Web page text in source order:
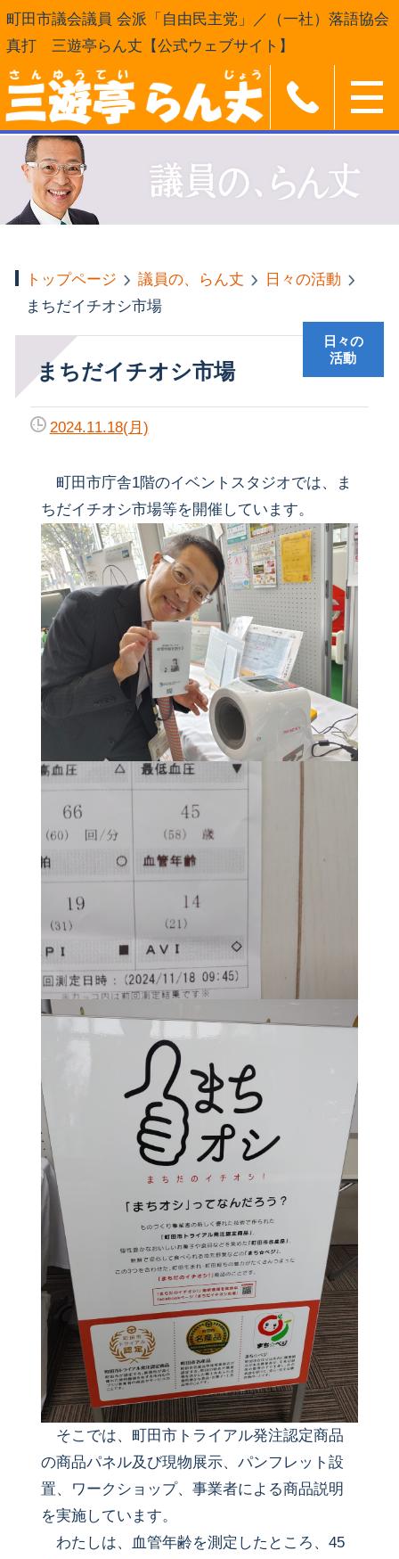
町田市議会議員 会派「自由民主党」／（一社）落語協会
真打 三遊亭らん丈【公式ウェブサイト】
トップページ 議員の、らん丈
日々の活動
まちだイチオシ市場
まちだイチオシ市場
日々の
活動
2024.11.18(月)
町田市庁舎1階のイベントスタジオでは、ま
ちだイチオシ市場等を開催しています。
そこでは、町田市トライアル発注認定商品
の商品パネル及び現物展示、パンフレット設
置、ワークショップ、事業者による商品説明
を実施しています。
わたしは、血管年齢を測定したところ、45